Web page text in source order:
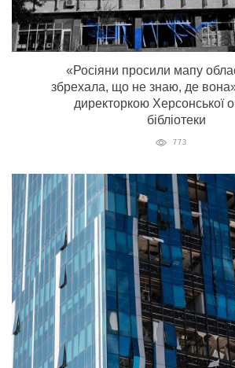
«‎Росіяни просили мапу
збрехала, що не знаю, де
директоркою Херсонської
бібліотеки
773